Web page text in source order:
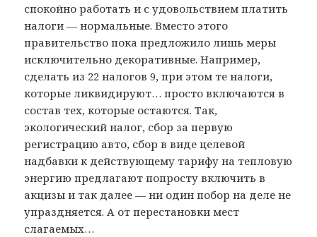
спокойно работать и с удовольствием платить
налоги — нормальные. Вместо этого
правительство пока предложило лишь меры
исключительно декоративные. Например,
сделать из 22 налогов 9, при этом те налоги,
которые ликвидируют… просто включаются в
состав тех, которые остаются. Так,
экологический налог, сбор за первую
регистрацию авто, сбор в виде целевой
надбавки к действующему тарифу на тепловую
энергию предлагают попросту включить в
акцизы и так далее — ни один побор на деле не
упраздняется. А от перестановки мест
слагаемых…